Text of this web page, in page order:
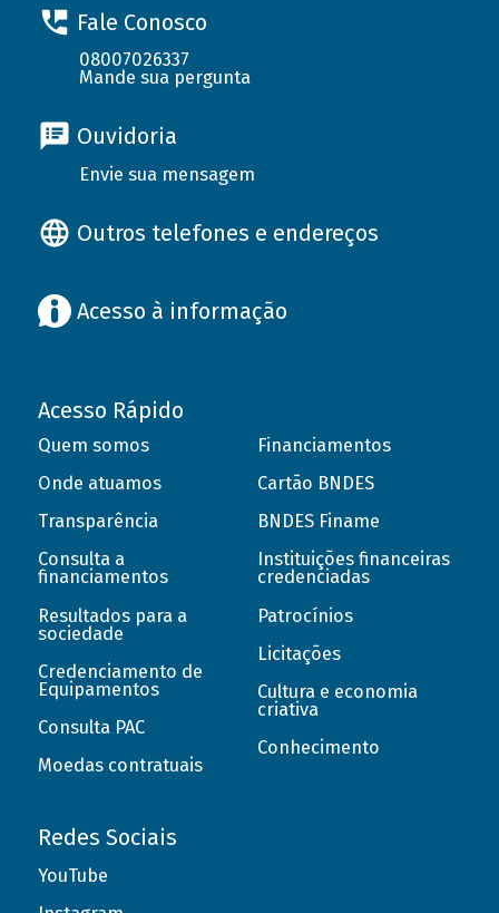
Fale Conosco
08007026337
Mande sua pergunta
Ouvidoria
Envie sua mensagem
Outros telefones e endereços
Acesso à informação
Acesso Rápido
Quem somos
Onde atuamos
Transparência
Consulta a
financiamentos
Resultados para a
sociedade
Credenciamento de
Equipamentos
Consulta PAC
Moedas contratuais
Financiamentos
Cartão BNDES
BNDES Finame
Instituições financeiras
credenciadas
Patrocínios
Licitações
Cultura e economia
criativa
Conhecimento
Redes Sociais
YouTube